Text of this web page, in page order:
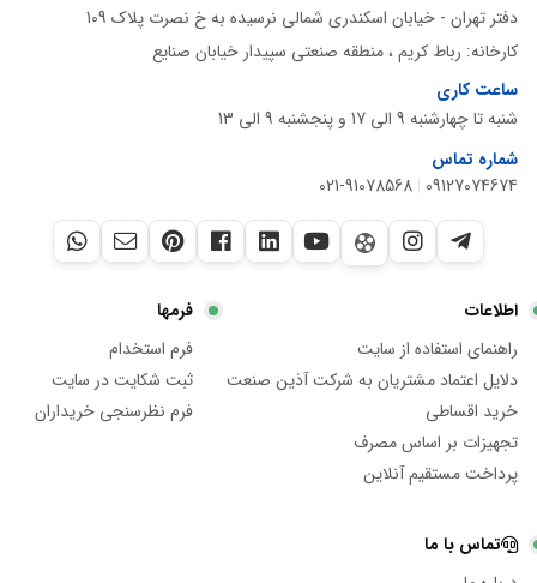
دفتر تهران - خیابان اسکندری شمالی نرسیده به خ نصرت پلاک 109
کارخانه: رباط کریم ، منطقه صنعتی سپیدار خیابان صنایع
ساعت کاری
شنبه تا چهارشنبه 9 الی 17 و پنجشنبه 9 الی 13
شماره تماس
09127074674
|
021-91078568
اطلاعات
راهنمای استفاده از سایت
دلایل اعتماد مشتریان به شرکت آذین صنعت
خرید اقساطی
تجهیزات بر اساس مصرف
پرداخت مستقیم آنلاین
فرمها
فرم استخدام
ثبت شکایت در سایت
فرم نظرسنجی خریداران
تماس با ما